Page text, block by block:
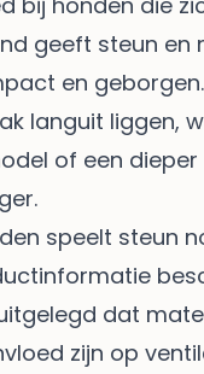
geeft steun en
en
languit liggen,
of een dieper
speelt steun
dat
zijn op